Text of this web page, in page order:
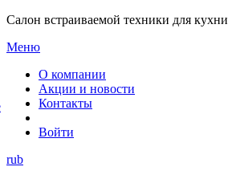
Салон встраиваемой техники для кухни
Меню
О компании
Акции и новости
Контакты
Войти
rub